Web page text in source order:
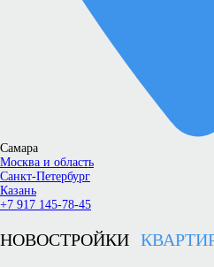
Самара
Москва и область
Санкт-Петербург
Казань
+7 917 145-78-45
НОВОСТРОЙКИ